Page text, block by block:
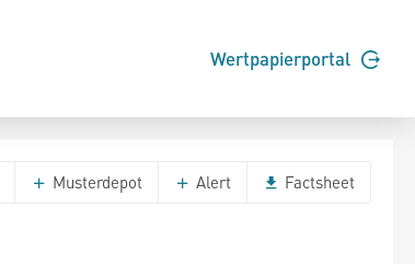
Wertpapierportal
Musterdepot Alert Factsheet